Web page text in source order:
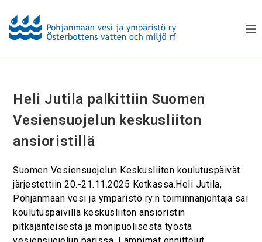
Heli Jutila palkittiin Suomen
Vesiensuojelun keskusliiton
ansioristillä
Suomen Vesiensuojelun Keskusliiton koulutuspäivät
järjestettiin 20.-21.11.2025 Kotkassa.Heli Jutila,
Pohjanmaan vesi ja ympäristö ry:n toiminnanjohtaja sai
koulutuspäivillä keskusliiton ansioristin
pitkäjänteisestä ja monipuolisesta työstä